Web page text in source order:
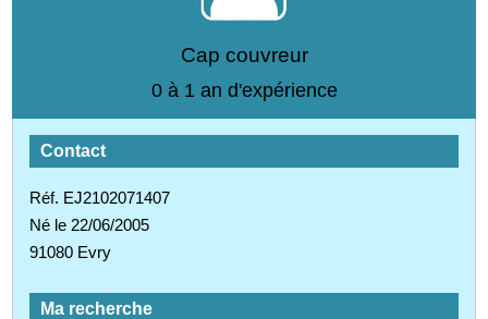
Cap couvreur
0 à 1 an d'expérience
Contact
Réf. EJ2102071407
Né le 22/06/2005
91080 Evry
Ma recherche